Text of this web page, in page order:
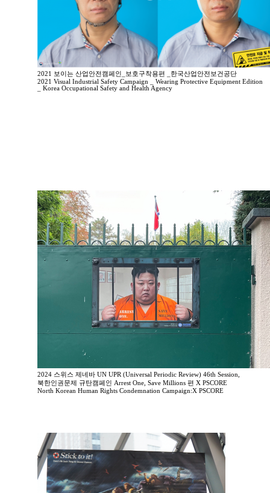
2021 보이는 산업안전캠페인_보호구착용편 _한국산업안전보건공단
2021 Visual Industrial Safety Campaign _ Wearing Protective Equipment Edition
_ Korea Occupational Safety and Health Agency
2024 스위스 제네바 UN UPR (Universal Periodic Review) 46th Session,
북한인권문제 규탄캠페인 Arrest One, Save Millions 편 X PSCORE
North Korean Human Rights Condemnation Campaign:X PSCORE